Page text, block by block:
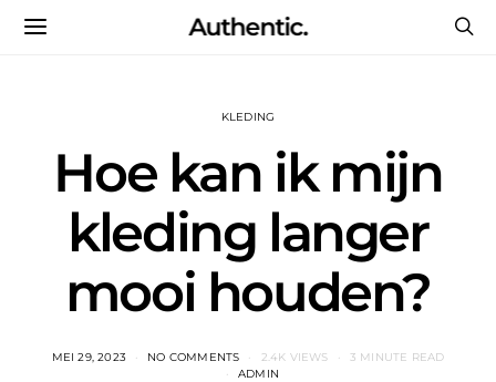
Authentic.
KLEDING
Hoe kan ik mijn
kleding langer
mooi houden?
MEI 29, 2023 NO COMMENTS 2.4K VIEWS
3 MINUTE READ
ADMIN